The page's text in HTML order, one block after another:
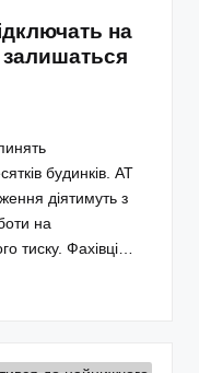
на
будинків. АТ
діятимуть з
на
тиску. Фахівці…